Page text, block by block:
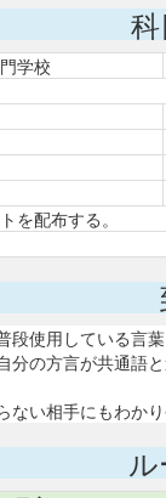
学校
を配布する。
段使用している言
分の方言が共通語
ない相手にもわか